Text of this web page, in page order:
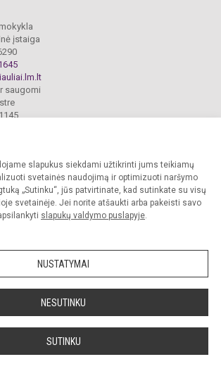
slapukus siekdami užtikrinti jums teikiamų
svetainės naudojimą ir optimizuoti naršymo
„Sutinku“, jūs patvirtinate, kad sutinkate su visų
svetainėje. Jei norite atšaukti arba pakeisti savo
slapukų valdymo puslapyje.
NUSTATYMAI
NESUTINKU
SUTINKU
įstaiga
saugomi
1-oji muzikos mokykla. Visos teisės saugomos.
įstaigos administracijos sutikimo griežtai draudžiama.
paraiška Slapukų valdymas
atnaujinti